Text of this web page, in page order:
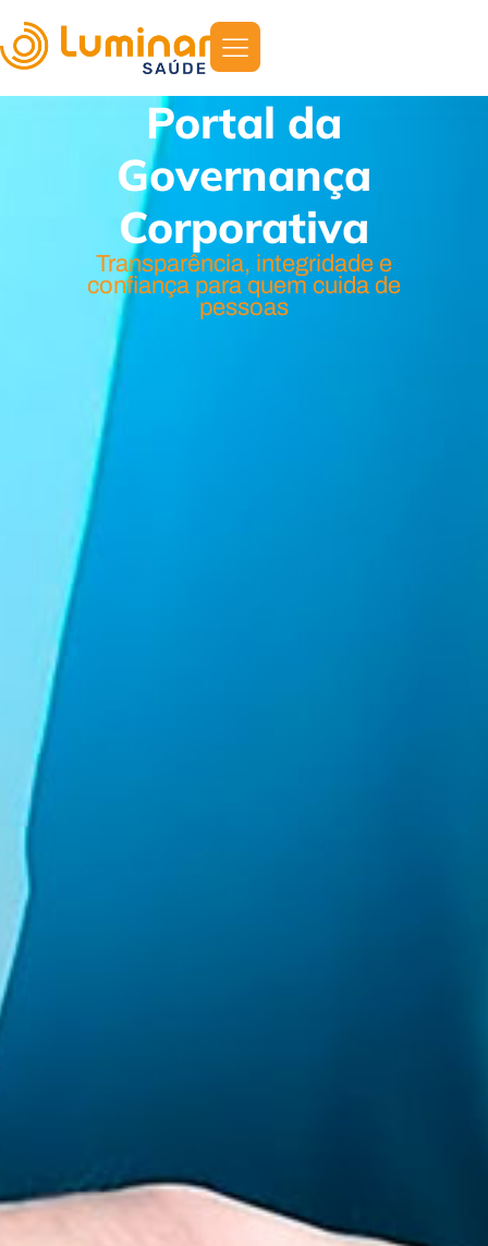
Portal da
Governança
Corporativa
Transparência, integridade e
confiança para quem cuida de
pessoas